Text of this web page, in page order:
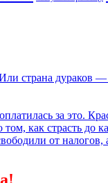
страна дураков
за это.
как страсть до
от налогов,